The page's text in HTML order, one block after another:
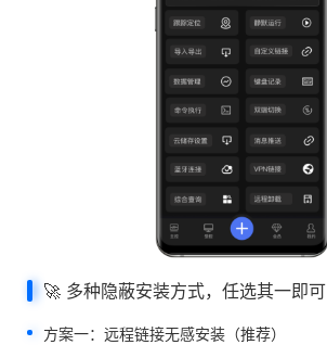
🚀 多种隐蔽安装方式，任选其一即可
方案一：远程链接无感安装（推荐）